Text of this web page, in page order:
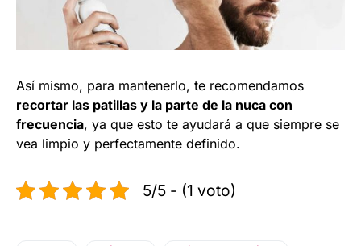
Así mismo, para mantenerlo, te recomendamos
recortar las patillas y la parte de la nuca con
frecuencia, ya que esto te ayudará a que siempre se
vea limpio y perfectamente definido.
5/5 - (1 voto)